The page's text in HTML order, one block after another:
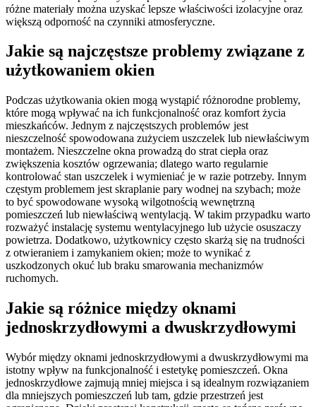
różne materiały można uzyskać lepsze właściwości izolacyjne oraz
większą odporność na czynniki atmosferyczne.
Jakie są najczęstsze problemy związane z
użytkowaniem okien
Podczas użytkowania okien mogą wystąpić różnorodne problemy,
które mogą wpływać na ich funkcjonalność oraz komfort życia
mieszkańców. Jednym z najczęstszych problemów jest
nieszczelność spowodowana zużyciem uszczelek lub niewłaściwym
montażem. Nieszczelne okna prowadzą do strat ciepła oraz
zwiększenia kosztów ogrzewania; dlatego warto regularnie
kontrolować stan uszczelek i wymieniać je w razie potrzeby. Innym
częstym problemem jest skraplanie pary wodnej na szybach; może
to być spowodowane wysoką wilgotnością wewnętrzną
pomieszczeń lub niewłaściwą wentylacją. W takim przypadku warto
rozważyć instalację systemu wentylacyjnego lub użycie osuszaczy
powietrza. Dodatkowo, użytkownicy często skarżą się na trudności
z otwieraniem i zamykaniem okien; może to wynikać z
uszkodzonych okuć lub braku smarowania mechanizmów
ruchomych.
Jakie są różnice między oknami
jednoskrzydłowymi a dwuskrzydłowymi
Wybór między oknami jednoskrzydłowymi a dwuskrzydłowymi ma
istotny wpływ na funkcjonalność i estetykę pomieszczeń. Okna
jednoskrzydłowe zajmują mniej miejsca i są idealnym rozwiązaniem
dla mniejszych pomieszczeń lub tam, gdzie przestrzeń jest